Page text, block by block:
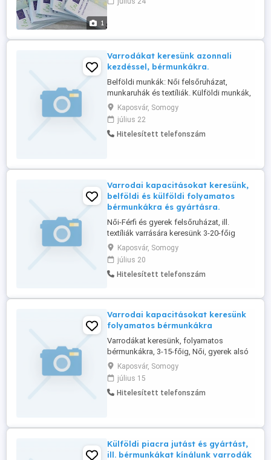
1
lakásvásárlásról vagy bármilyen más
befektetéseket kínál. Magánhiteleket és
befektetéseket ...
Varrodákat keresünk azonnali
kezdéssel, bérmunkákra.
Belföldi munkák: Női felsőruházat,
munkaruhák és textíliák. Külföldi munkák,
Német, Osztrák, Litván és Lettországi
igény alapján: Női-Férfi felsőruházat és
nagy mennyiségű fehérnemű varrás.
Bővebb infó a web oldalunkon, vagy
Kaposvár, Somogy
július 22
Hitelesített telefonszám
Varrodai kapacitásokat keresünk,
belföldi és külföldi folyamatos
bérmunkákra és gyártásra.
Női-Férfi és gyerek felsőruházat, ill.
textíliák varrására keresünk 3-20-főig
varrodákat. Várjuk gyártók és
árukészlettel rendelkező Nagykerek
jelentkezését is. Ha külföldi piacot keres,
akkor abban is segítségére tudunk lenni,
munkákról a web oldalunkon található, ...
Kaposvár, Somogy
július 20
Hitelesített telefonszám
Varrodai kapacitásokat keresünk
folyamatos bérmunkákra
Varrodákat keresünk, folyamatos
bérmunkákra, 3-15-főig, Női, gyerek alsó
és felsőruházat, valamint munkaruházat
és egyéb textíliák varrására, ill. külföldi
megrendelési igényekre is. Bővebb infó a
web oldalon, vagy a telefonon kérhető, ha
Kaposvár, Somogy
július 15
Hitelesített telefonszám
Külföldi piacra jutást és gyártást,
ill. bérmunkákat kínálunk varrodák